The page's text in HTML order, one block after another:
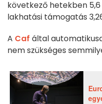
következő hetekben
lakhatási támogatás
A Caf által
nem szükséges